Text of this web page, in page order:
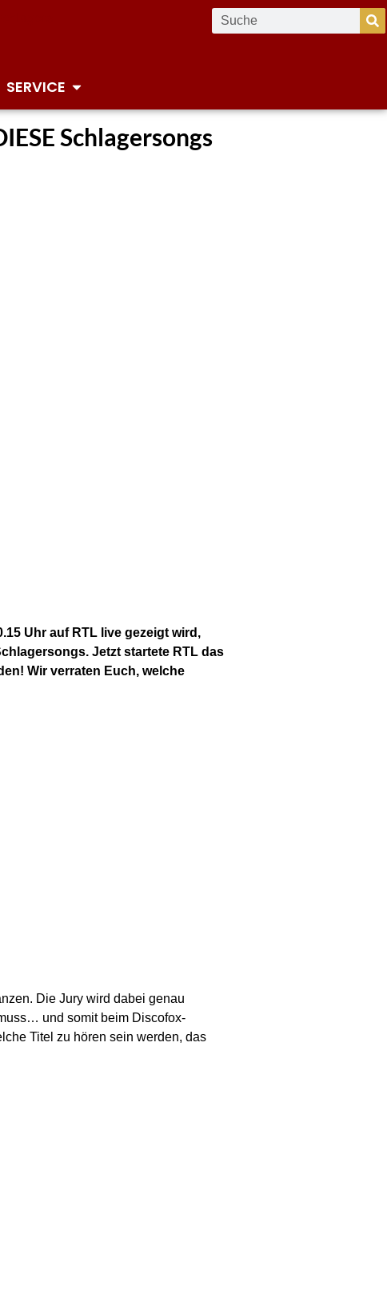
SERVICE
Schlagersongs
Uhr auf RTL live gezeigt wird,
Jetzt startete RTL das
Wir verraten Euch, welche
Die Jury wird dabei genau
und somit beim Discofox-
Titel zu hören sein werden, das